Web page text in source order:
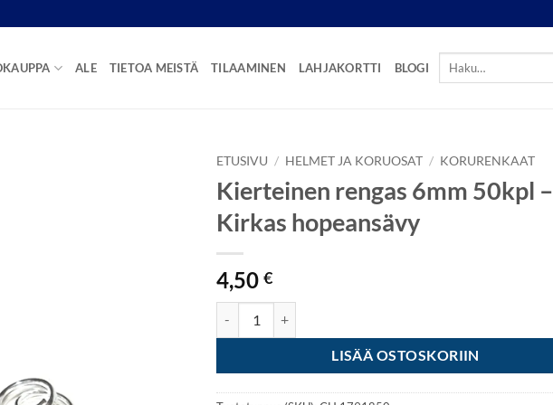
ALE TIETOA MEISTÄ TILAAMINEN LAHJAKORTTI BLOGI
Etsi:
ETUSIVU / HELMET JA KORUOSAT / KORURENKAAT
Kierteinen rengas 6mm 50kpl –
Kirkas hopeansävy
4,50 €
LISÄÄ OSTOSKORIIN